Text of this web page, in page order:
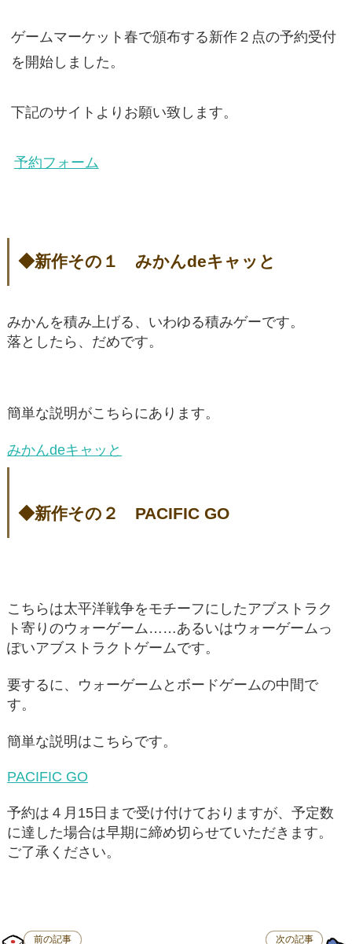
ゲームマーケット春で頒布する新作２点の予約受付
を開始しました。
下記のサイトよりお願い致します。
予約フォーム
◆新作その１ みかんdeキャッと
みかんを積み上げる、いわゆる積みゲーです。
落としたら、だめです。
簡単な説明がこちらにあります。
みかんdeキャッと
◆新作その２ PACIFIC GO
こちらは太平洋戦争をモチーフにしたアブストラク
ト寄りのウォーゲーム……あるいはウォーゲームっ
ぽいアブストラクトゲームです。
要するに、ウォーゲームとボードゲームの中間で
す。
簡単な説明はこちらです。
PACIFIC GO
予約は４月15日まで受け付けておりますが、予定数
に達した場合は早期に締め切らせていただきます。
ご了承ください。
前の記事 次の記事